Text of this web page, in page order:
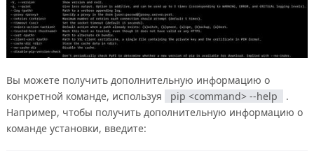
Вы можете получить дополнительную информацию о
конкретной команде, используя
pip <command> --help
.
Например, чтобы получить дополнительную информацию о
команде установки, введите: